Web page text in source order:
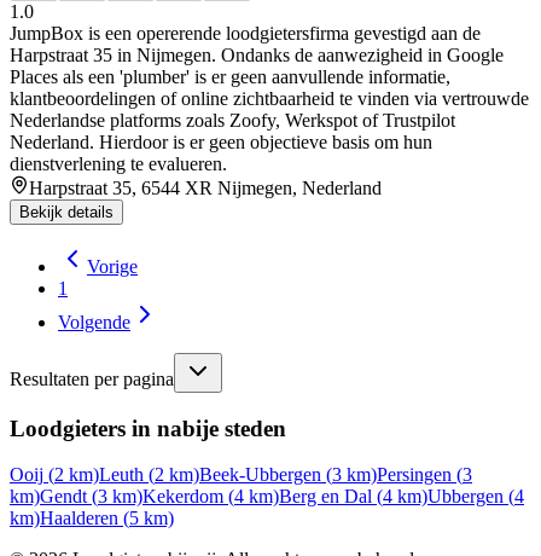
1.0
JumpBox is een opererende loodgietersfirma gevestigd aan de
Harpstraat 35 in Nijmegen. Ondanks de aanwezigheid in Google
Places als een 'plumber' is er geen aanvullende informatie,
klantbeoordelingen of online zichtbaarheid te vinden via vertrouwde
Nederlandse platforms zoals Zoofy, Werkspot of Trustpilot
Nederland. Hierdoor is er geen objectieve basis om hun
dienstverlening te evalueren.
Harpstraat 35, 6544 XR Nijmegen, Nederland
Bekijk details
Vorige
1
Volgende
Resultaten per pagina
Loodgieters in nabije steden
Ooij (2 km)Leuth (2 km)Beek-Ubbergen (3 km)Persingen (3
km)Gendt(3 km)Kekerdom (4 km)Berg en Dal (4 km)Ubbergen (4
km)Haalderen (5 km)